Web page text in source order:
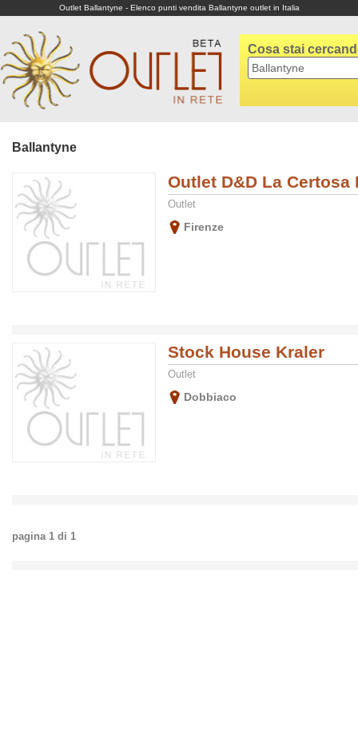
Outlet Ballantyne - Elenco punti vendita Ballantyne outlet in Italia
Cosa stai
Ballantyne
Outlet D&D La Certosa
Outlet
Firenze
Stock House Kraler
Outlet
Dobbiaco
pagina 1 di 1